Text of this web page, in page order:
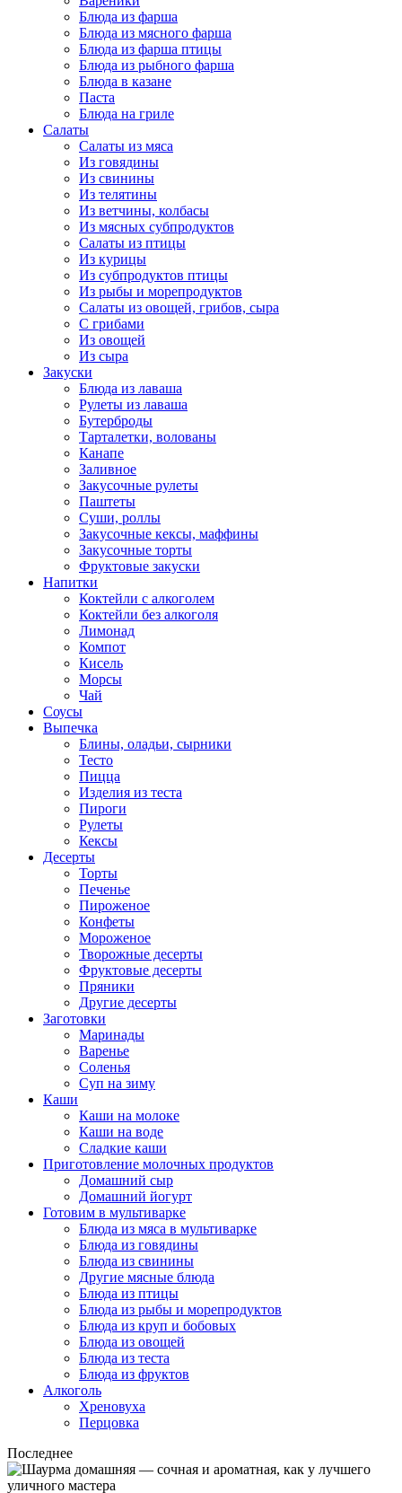
Блюда из фарша
Блюда из мясного фарша
Блюда из фарша птицы
Блюда из рыбного фарша
Блюда в казане
Паста
Блюда на гриле
Салаты
Салаты из мяса
Из говядины
Из свинины
Из телятины
Из ветчины, колбасы
Из мясных субпродуктов
Салаты из птицы
Из курицы
Из субпродуктов птицы
Из рыбы и морепродуктов
Салаты из овощей, грибов, сыра
С грибами
Из овощей
Из сыра
Закуски
Блюда из лаваша
Рулеты из лаваша
Бутерброды
Тарталетки, волованы
Канапе
Заливное
Закусочные рулеты
Паштеты
Суши, роллы
Закусочные кексы, маффины
Закусочные торты
Фруктовые закуски
Напитки
Коктейли с алкоголем
Коктейли без алкоголя
Лимонад
Компот
Кисель
Морсы
Чай
Соусы
Выпечка
Блины, оладьи, сырники
Тесто
Пицца
Изделия из теста
Пироги
Рулеты
Кексы
Десерты
Торты
Печенье
Пироженое
Конфеты
Мороженое
Творожные десерты
Фруктовые десерты
Пряники
Другие десерты
Заготовки
Маринады
Варенье
Соленья
Суп на зиму
Каши
Каши на молоке
Каши на воде
Сладкие каши
Приготовление молочных продуктов
Домашний сыр
Домашний йогурт
Готовим в мультиварке
Блюда из мяса в мультиварке
Блюда из говядины
Блюда из свинины
Другие мясные блюда
Блюда из птицы
Блюда из рыбы и морепродуктов
Блюда из круп и бобовых
Блюда из овощей
Блюда из теста
Блюда из фруктов
Алкоголь
Хреновуха
Перцовка
Последнее